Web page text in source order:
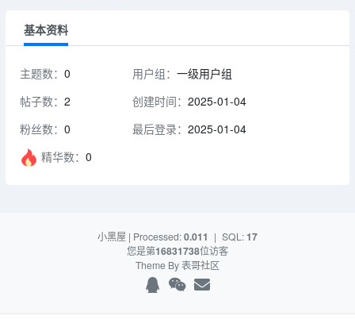
基本资料
主题数： 0
帖子数： 2
粉丝数： 0
精华数： 0
用户组：一级用户组
创建时间：2025-01-04
最后登录：2025-01-04
小黑屋 | Processed:0.011 | SQL:17
您是第16831738位访客
Theme By表哥社区